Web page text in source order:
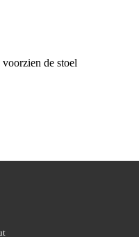
de stoel